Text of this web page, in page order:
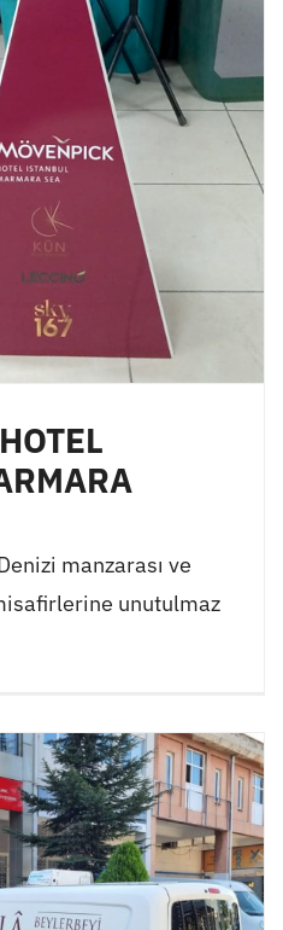
manzarası ve
unutulmaz